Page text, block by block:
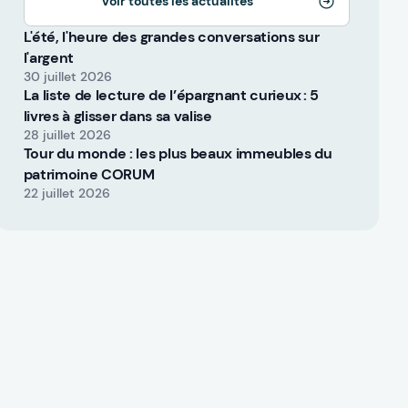
L'été, l'heure des grandes conversations sur
l'argent
30 juillet 2026
La liste de lecture de l’épargnant curieux : 5
livres à glisser dans sa valise
28 juillet 2026
Tour du monde : les plus beaux immeubles du
patrimoine CORUM
22 juillet 2026